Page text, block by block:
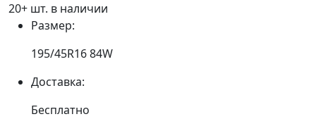
20+ шт. в наличии
Размер:
195/45R16 84W
Доставка:
Бесплатно